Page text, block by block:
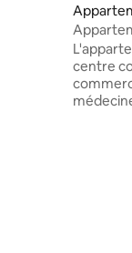
centre